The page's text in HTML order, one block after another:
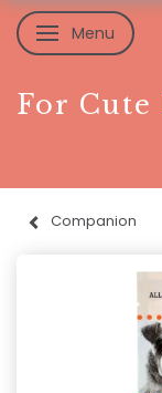
SkifteMenu
For Cute
Companion